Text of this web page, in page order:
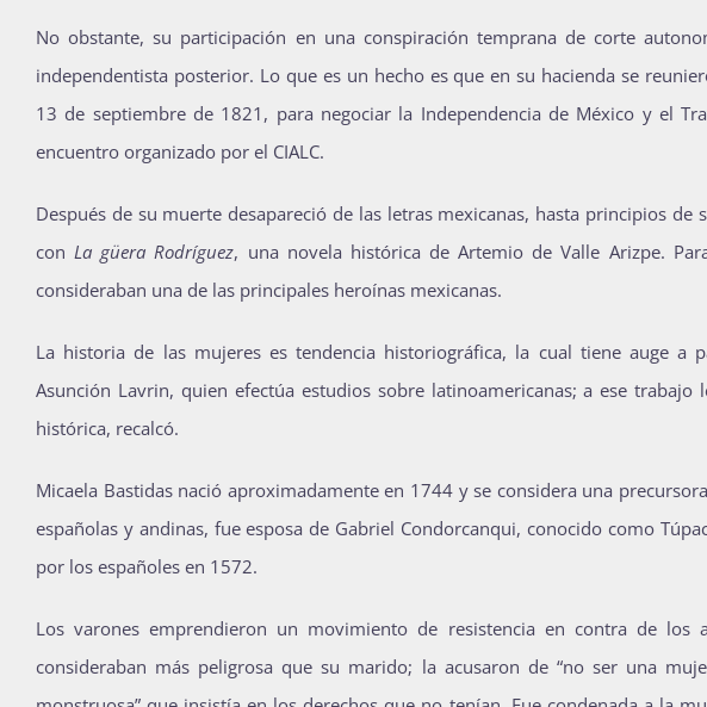
No obstante, su participación en una conspiración temprana de corte
independentista posterior. Lo que es un hecho es que en su hacienda se
13 de septiembre de 1821, para negociar la Independencia de México y el
encuentro organizado por el CIALC.
Después de su muerte desapareció de las letras mexicanas, hasta principios
con La güera Rodríguez, una novela histórica de Artemio de Valle Arizpe.
consideraban una de las principales heroínas mexicanas.
La historia de las mujeres es tendencia historiográfica, la cual tiene auge a
Asunción Lavrin, quien efectúa estudios sobre latinoamericanas; a ese
histórica, recalcó.
Micaela Bastidas nació aproximadamente en 1744 y se considera una
españolas y andinas, fue esposa de Gabriel Condorcanqui, conocido como
por los españoles en 1572.
Los varones emprendieron un movimiento de resistencia en contra de los
consideraban más peligrosa que su marido; la acusaron de “no ser una